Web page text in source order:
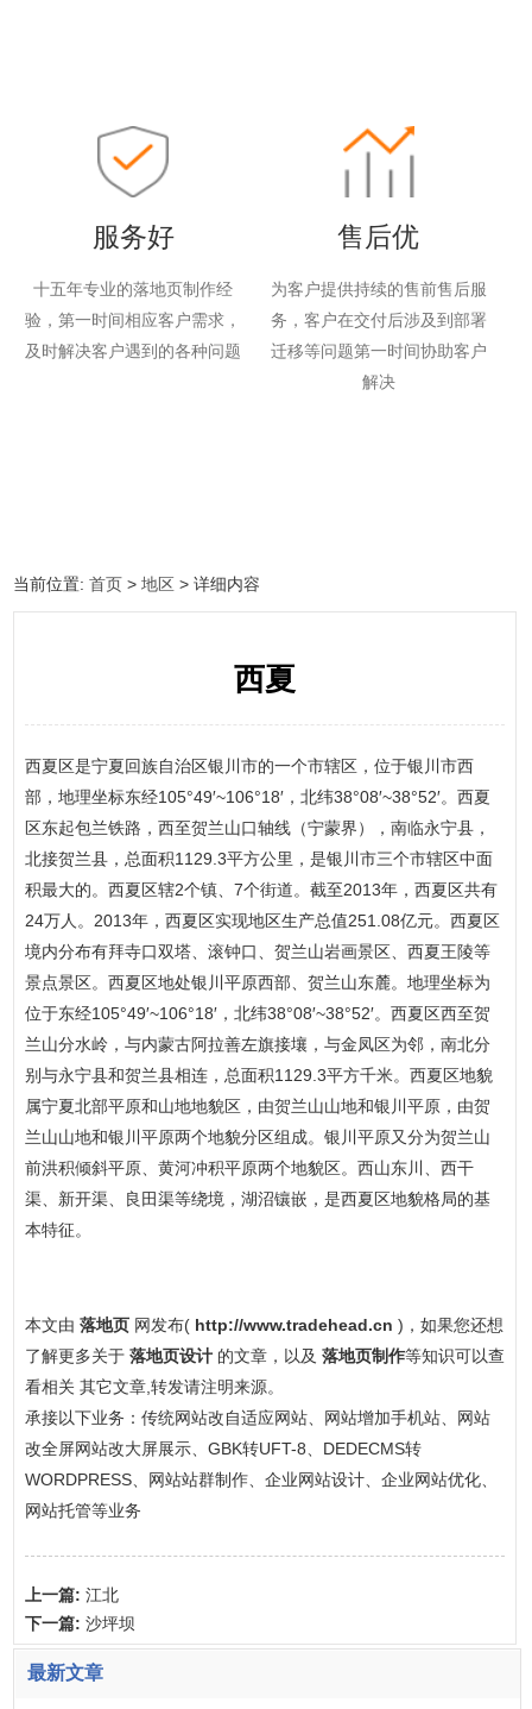
服务好
十五年专业的落地页制作经
验，第一时间相应客户需求，
及时解决客户遇到的各种问题
售后优
为客户提供持续的售前售后服
务，客户在交付后涉及到部署
迁移等问题第一时间协助客户
解决
当前位置:首页 >地区 > 详细内容
西夏
西夏区是宁夏回族自治区银川市的一个市辖区，位于银川市西
部，地理坐标东经105°49′~106°18′，北纬38°08′~38°52′。西夏
区东起包兰铁路，西至贺兰山口轴线（宁蒙界），南临永宁县，
北接贺兰县，总面积1129.3平方公里，是银川市三个市辖区中面
积最大的。西夏区辖2个镇、7个街道。截至2013年，西夏区共有
24万人。2013年，西夏区实现地区生产总值251.08亿元。西夏区
境内分布有拜寺口双塔、滚钟口、贺兰山岩画景区、西夏王陵等
景点景区。西夏区地处银川平原西部、贺兰山东麓。地理坐标为
位于东经105°49′~106°18′，北纬38°08′~38°52′。西夏区西至贺
兰山分水岭，与内蒙古阿拉善左旗接壤，与金凤区为邻，南北分
别与永宁县和贺兰县相连，总面积1129.3平方千米。西夏区地貌
属宁夏北部平原和山地地貌区，由贺兰山山地和银川平原，由贺
兰山山地和银川平原两个地貌分区组成。银川平原又分为贺兰山
前洪积倾斜平原、黄河冲积平原两个地貌区。西山东川、西干
渠、新开渠、良田渠等绕境，湖沼镶嵌，是西夏区地貌格局的基
本特征。
本文由 落地页 网发布( http://www.tradehead.cn )，如果您还想
了解更多关于 落地页设计 的文章，以及 落地页制作等知识可以查
看相关 其它文章,转发请注明来源。
承接以下业务：传统网站改自适应网站、网站增加手机站、网站
改全屏网站改大屏展示、GBK转UFT-8、DEDECMS转
WORDPRESS、网站站群制作、企业网站设计、企业网站优化、
网站托管等业务
上一篇: 江北
下一篇: 沙坪坝
最新文章